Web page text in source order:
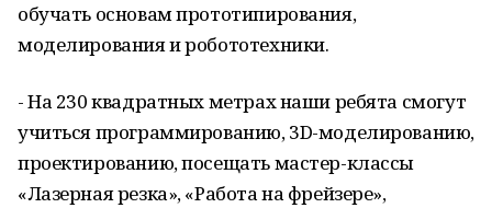
обучать основам прототипирования,
моделирования и робототехники.
- На 230 квадратных метрах наши ребята смогут
учиться программированию, 3D-моделированию,
проектированию, посещать мастер-классы
«Лазерная резка», «Работа на фрейзере»,